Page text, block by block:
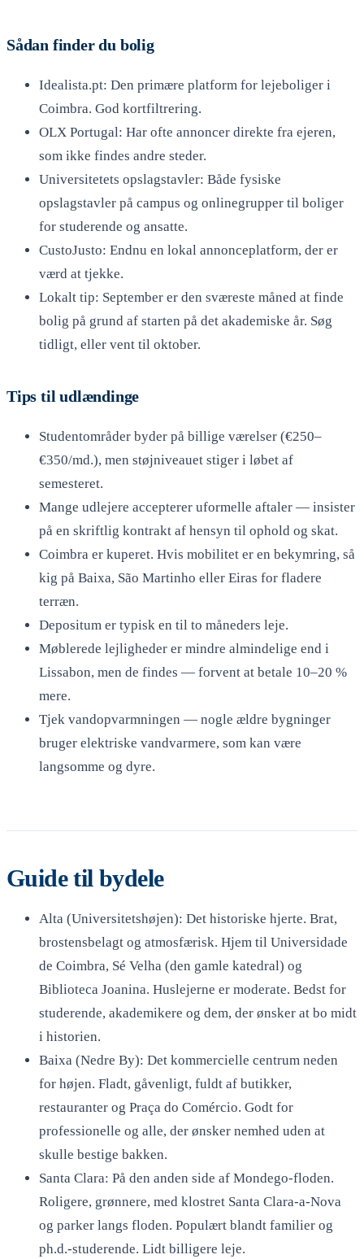
Sådan finder du bolig
Idealista.pt: Den primære platform for lejeboliger i
Coimbra. God kortfiltrering.
OLX Portugal: Har ofte annoncer direkte fra ejeren,
som ikke findes andre steder.
Universitetets opslagstavler: Både fysiske
opslagstavler på campus og onlinegrupper til boliger
for studerende og ansatte.
CustoJusto: Endnu en lokal annonceplatform, der er
værd at tjekke.
Lokalt tip: September er den sværeste måned at finde
bolig på grund af starten på det akademiske år. Søg
tidligt, eller vent til oktober.
Tips til udlændinge
Studentområder byder på billige værelser (€250–
€350/md.), men støjniveauet stiger i løbet af
semesteret.
Mange udlejere accepterer uformelle aftaler — insister
på en skriftlig kontrakt af hensyn til ophold og skat.
Coimbra er kuperet. Hvis mobilitet er en bekymring, så
kig på Baixa, São Martinho eller Eiras for fladere
terræn.
Depositum er typisk en til to måneders leje.
Møblerede lejligheder er mindre almindelige end i
Lissabon, men de findes — forvent at betale 10–20 %
mere.
Tjek vandopvarmningen — nogle ældre bygninger
bruger elektriske vandvarmere, som kan være
langsomme og dyre.
Guide til bydele
Alta (Universitetshøjen): Det historiske hjerte. Brat,
brostensbelagt og atmosfærisk. Hjem til Universidade
de Coimbra, Sé Velha (den gamle katedral) og
Biblioteca Joanina. Huslejerne er moderate. Bedst for
studerende, akademikere og dem, der ønsker at bo midt
i historien.
Baixa (Nedre By): Det kommercielle centrum neden
for højen. Fladt, gåvenligt, fuldt af butikker,
restauranter og Praça do Comércio. Godt for
professionelle og alle, der ønsker nemhed uden at
skulle bestige bakken.
Santa Clara: På den anden side af Mondego-floden.
Roligere, grønnere, med klostret Santa Clara-a-Nova
og parker langs floden. Populært blandt familier og
ph.d.-studerende. Lidt billigere leje.